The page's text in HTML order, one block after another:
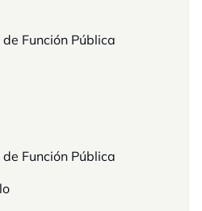
Función Pública
Función Pública